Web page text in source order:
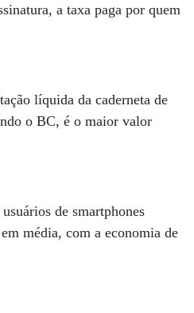
a taxa paga por quem
líquida da caderneta de
o BC, é o maior valor
de smartphones
média, com a economia de